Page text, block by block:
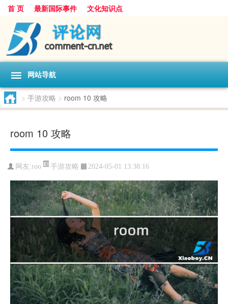
首 页 最新国际事件 文化知识点
网站导航
> 手游攻略 > room 10 攻略
room 10 攻略
网友:roo 手游攻略 2024-05-01 13:38:16